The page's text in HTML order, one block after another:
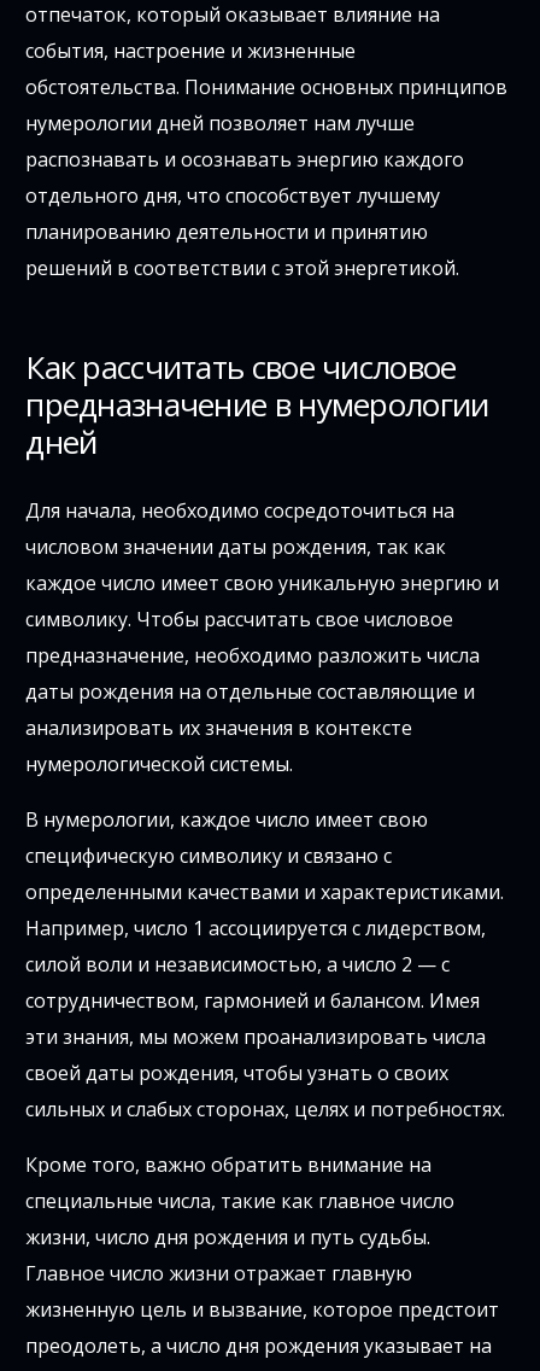
отпечаток, который оказывает влияние на
события, настроение и жизненные
обстоятельства. Понимание основных принципов
нумерологии дней позволяет нам лучше
распознавать и осознавать энергию каждого
отдельного дня, что способствует лучшему
планированию деятельности и принятию
решений в соответствии с этой энергетикой.
Как рассчитать свое числовое
предназначение в нумерологии
дней
Для начала, необходимо сосредоточиться на
числовом значении даты рождения, так как
каждое число имеет свою уникальную энергию и
символику. Чтобы рассчитать свое числовое
предназначение, необходимо разложить числа
даты рождения на отдельные составляющие и
анализировать их значения в контексте
нумерологической системы.
В нумерологии, каждое число имеет свою
специфическую символику и связано с
определенными качествами и характеристиками.
Например, число 1 ассоциируется с лидерством,
силой воли и независимостью, а число 2 — с
сотрудничеством, гармонией и балансом. Имея
эти знания, мы можем проанализировать числа
своей даты рождения, чтобы узнать о своих
сильных и слабых сторонах, целях и потребностях.
Кроме того, важно обратить внимание на
специальные числа, такие как главное число
жизни, число дня рождения и путь судьбы.
Главное число жизни отражает главную
жизненную цель и вызвание, которое предстоит
преодолеть, а число дня рождения указывает на